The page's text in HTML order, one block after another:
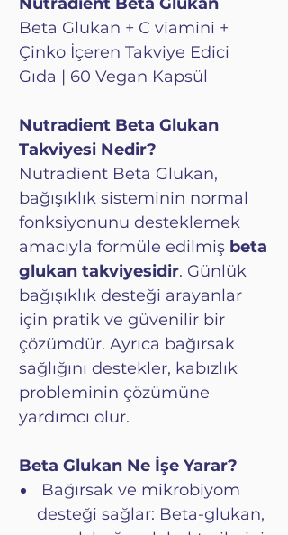
Beta Glukan + C viamini +
Çinko İçeren Takviye Edici
Gıda | 60 Vegan Kapsül
Nutradient Beta Glukan
Takviyesi Nedir?
Nutradient Beta Glukan,
bağışıklık sisteminin normal
fonksiyonunu desteklemek
amacıyla formüle edilmiş beta
glukan takviyesidir. Günlük
bağışıklık desteği arayanlar
için pratik ve güvenilir bir
çözümdür. Ayrıca bağırsak
sağlığını destekler, kabızlık
probleminin çözümüne
yardımcı olur.
Beta Glukan Ne İşe Yarar?
Bağırsak ve mikrobiyom
desteği sağlar: Beta-glukan,